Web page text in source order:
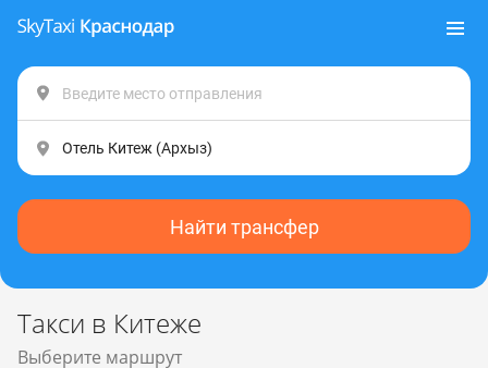
Найти трансфер
Такси в Китеже
Выберите маршрут